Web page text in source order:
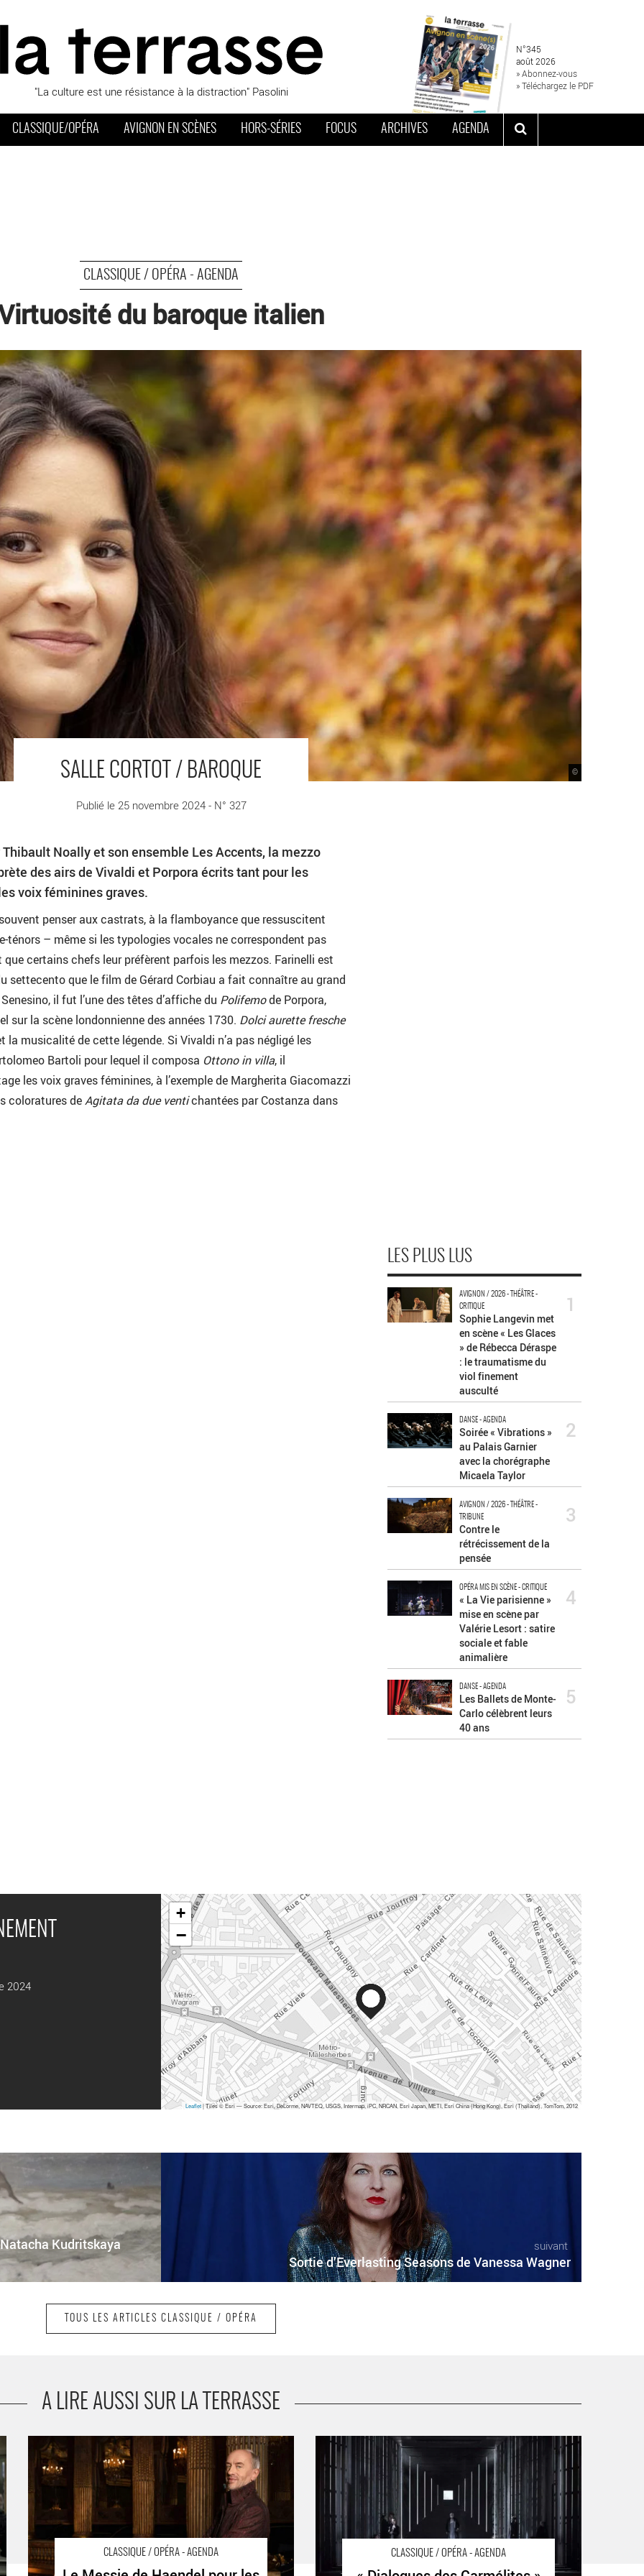
"La culture est une résistance à la distraction" Pasolini
N°345
août 2026
» Abonnez-vous
» Téléchargez le PDF
CLASSIQUE/OPÉRA AVIGNON EN SCÈNES HORS-SÉRIES FOCUS ARCHIVES AGENDA
CLASSIQUE / OPÉRA - AGENDA
du baroque italien
©
SALLE CORTOT / BAROQUE
Publié le 25 novembre 2024 - N° 327
Noally et son ensemble Les Accents, la mezzo
des airs de Vivaldi et Porpora écrits tant pour les
voix féminines graves.
penser aux castrats, à la flamboyance que ressuscitent
ténors – même si les typologies vocales ne correspondent pas
certains chefs leur préfèrent parfois les mezzos. Farinelli est
settecento que le film de Gérard Corbiau a fait connaître au grand
il fut l’une des têtes d’affiche du Polifemode Porpora,
sur la scène londonnienne des années 1730. Dolci aurette fresche
la musicalité de cette légende. Si Vivaldi n’a pas négligé les
Bartoli pour lequel il composa Ottono in villa, il
les voix graves féminines, à l’exemple de Margherita Giacomazzi
coloratures deAgitata da due ventichantées par Costanza dans
LES PLUS LUS
AVIGNON / 2026 - THÉÂTRE -
CRITIQUE
Sophie Langevin met
en scène « Les Glaces
» de Rébecca Déraspe
: le traumatisme du
viol finement
ausculté
1
DANSE - AGENDA
Soirée « Vibrations »
au Palais Garnier
avec la chorégraphe
Micaela Taylor
2
AVIGNON / 2026 - THÉÂTRE -
TRIBUNE
Contre le
rétrécissement de la
pensée
3
OPÉRA MIS EN SCÈNE - CRITIQUE
« La Vie parisienne »
mise en scène par
Valérie Lesort : satire
sociale et fable
animalière
4
DANSE - AGENDA
Les Ballets de Monte-
Carlo célèbrent leurs
40 ans
5
2024
+
−
Leaflet| Tiles © Esri — Source: Esri, DeLorme, NAVTEQ, USGS, Intermap, iPC, NRCAN, Esri Japan, METI, Esri China (Hong Kong), Esri (Thailand), TomTom, 2012
Kudritskaya
suivant
Sortie d’Everlasting Seasons de Vanessa Wagner
TOUS LES ARTICLES CLASSIQUE / OPÉRA
A LIRE AUSSI SUR LA TERRASSE
CLASSIQUE / OPÉRA - AGENDA
Le Messie de Haendel pour les fêtes, direction Hervé
Niquet - Critique sortie Classique / Opéra Paris Théâtre
des Champs-Élysées
CLASSIQUE / OPÉRA - AGENDA
« Dialogues des Carmélites » d’après Bernanos, mise en
scène Olivier Py avec une distribution renouvelée -
Critique sortie Classique / Opéra Paris Théâtre des
Champs-Élysées